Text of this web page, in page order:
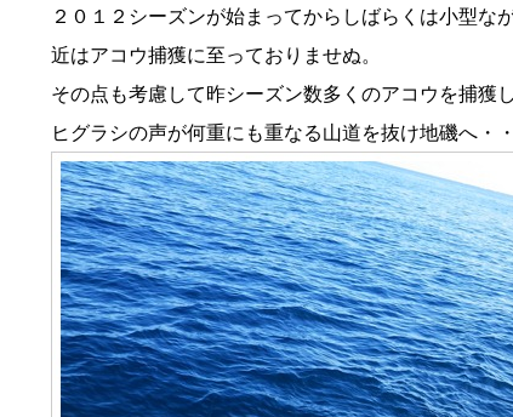
２０１２シーズンが始まってからしばらくは小型
近はアコウ捕獲に至っておりませぬ。
その点も考慮して昨シーズン数多くのアコウを捕獲
ヒグラシの声が何重にも重なる山道を抜け地磯へ・